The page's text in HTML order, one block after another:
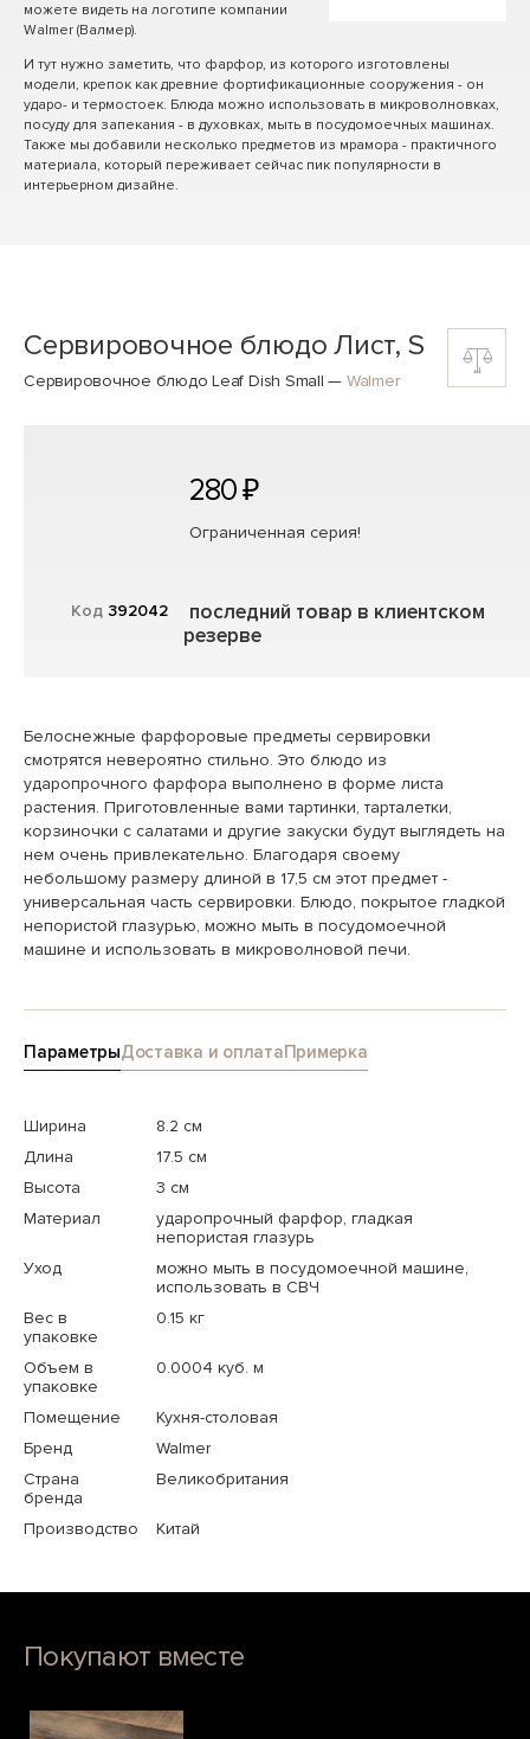
можете видеть на логотипе компании
Walmer (Валмер).
И тут нужно заметить, что фарфор, из которого изготовлены
модели, крепок как древние фортификационные сооружения - он
ударо- и термостоек. Блюда можно использовать в микроволновках,
посуду для запекания - в духовках, мыть в посудомоечных машинах.
Также мы добавили несколько предметов из мрамора - практичного
материала, который переживает сейчас пик популярности в
интерьерном дизайне.
Сервировочное блюдо Лист, S
Сервировочное блюдо Leaf Dish Small — Walmer
Код 392042
280 ₽
Ограниченная серия!
последний товар в клиентском
резерве
Белоснежные фарфоровые предметы сервировки
смотрятся невероятно стильно. Это блюдо из
ударопрочного фарфора выполнено в форме листа
растения. Приготовленные вами тартинки, тарталетки,
корзиночки с салатами и другие закуски будут выглядеть на
нем очень привлекательно. Благодаря своему
небольшому размеру длиной в 17,5 см этот предмет -
универсальная часть сервировки. Блюдо, покрытое гладкой
непористой глазурью, можно мыть в посудомоечной
машине и использовать в микроволновой печи.
ПараметрыДоставка и оплатаПримерка
Ширина
8.2 см
Длина
17.5 см
Высота
3 см
Материал
ударопрочный фарфор, гладкая
непористая глазурь
Уход
можно мыть в посудомоечной машине,
использовать в СВЧ
Вес в
упаковке
0.15 кг
Объем в
упаковке
0.0004 куб. м
Помещение
Кухня-столовая
Бренд
Walmer
Страна
бренда
Великобритания
Производство Китай
Покупают вместе